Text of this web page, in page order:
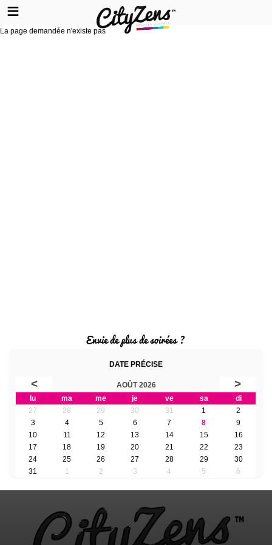
La page demandée n'existe pas
Envie de plus de soirées ?
DATE PRÉCISE
< AOÛT 2026 >
lu ma me je ve sa
di
27
28 29 30 31 1
2
3
4 5 6 7 8
9
10
11 12 13 14 15
16
17
18 19 20 21 22
23
24
25 26 27 28 29
30
31
1 2 3 4 5 6